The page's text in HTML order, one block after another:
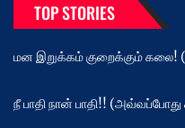
TOP STORIES
மன இறுக்கம் குறைக்கும் கலை!
நீ பாதி நான் பாதி!! (அவ்வப்போது